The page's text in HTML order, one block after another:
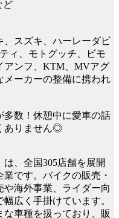
ど
、スズキ、ハーレーダビ
ィ、モトグッチ、ビモ
アンフ、KTM、MVアグ
ーカーの整備に携われ
数！休憩中に愛車の話
ありません◎
は、全国305店舗を展開
です。バイクの販売・
海外事業、ライダー向
広く手掛けています。
な車種を扱っており、販